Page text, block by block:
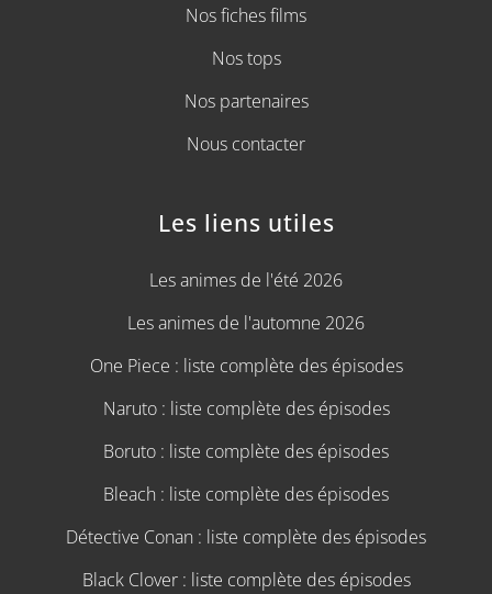
Nos fiches films
Nos tops
Nos partenaires
Nous contacter
Les liens utiles
Les animes de l'été 2026
Les animes de l'automne 2026
One Piece : liste complète des épisodes
Naruto : liste complète des épisodes
Boruto : liste complète des épisodes
Bleach : liste complète des épisodes
Détective Conan : liste complète des épisodes
Black Clover : liste complète des épisodes